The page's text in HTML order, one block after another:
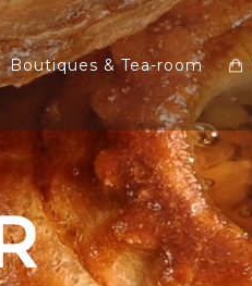
Boutiques & Tea-room